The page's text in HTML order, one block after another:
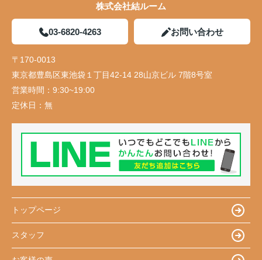
株式会社結ルーム
03-6820-4263 お問い合わせ
〒170-0013
東京都豊島区東池袋１丁目42-14 28山京ビル 7階8号室
営業時間： 9:30~19:00
定休日： 無
トップページ
スタッフ